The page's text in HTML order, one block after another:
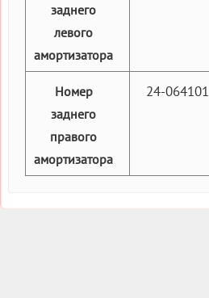
заднего
левого
амортизатора
Номер
заднего
правого
амортизатора
24-064101